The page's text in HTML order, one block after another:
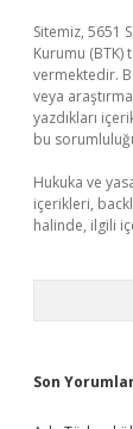
Sitemiz, 5651
Kurumu (BTK)
vermektedir.
veya
yazdıkları
bu
Hukuka ve
içerikleri,
halinde, ilgili
Son